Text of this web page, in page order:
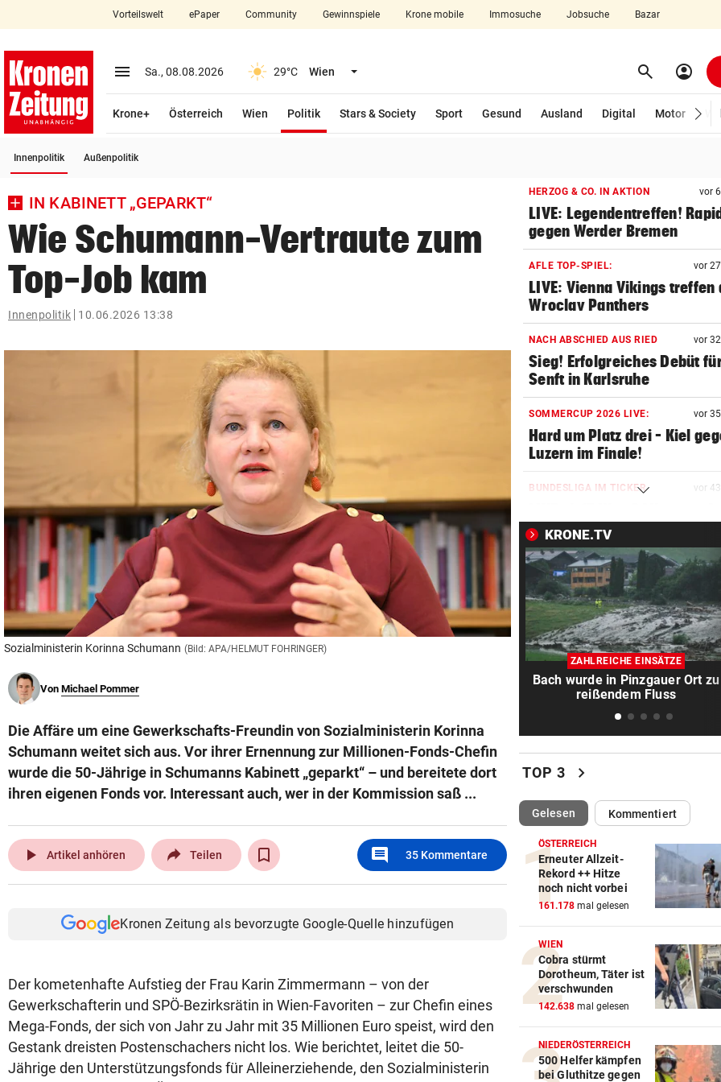
closeSchließen
account_circle Anmelden
arrow_right
pin_drop
Wien
bookmark
search
Suchbegriff
eingeben
© Krone Multimedia GmbH & Co KG 2026
Vorteilswelt ePaper Community Gewinnspiele Krone mobile Immosuche Jobsuche Bazar
menu Menü aufklappen
Sa., 08.08.2026 29°C Wien Menü aufklappen search Suchen
account_circle
Krone+ Österreich Wien Politik
Stars & Society
Sport Gesund Ausland Digital Motor
Innenpolitik Außenpolitik
IN KABINETT „GEPARKT“
Wie Schumann-Vertraute zum
Top-Job kam
Innenpolitik 10.06.2026 13:38
Sozialministerin Korinna Schumann (Bild: APA/HELMUT FOHRINGER)
Von Michael Pommer
Die Affäre um eine Gewerkschafts-Freundin von Sozialministerin Korinna
Schumann weitet sich aus. Vor ihrer Ernennung zur Millionen-Fonds-Chefin
wurde die 50-Jährige in Schumanns Kabinett „geparkt“ – und bereitete dort
ihren eigenen Fonds vor. Interessant auch, wer in der Kommission saß ...
play_arrow Artikel anhören Teilen comment 35 Kommentare
Kronen Zeitung als bevorzugte Google-Quelle hinzufügen
Der kometenhafte Aufstieg der Frau Karin Zimmermann – von der
Gewerkschafterin und SPÖ-Bezirksrätin in Wien-Favoriten – zur Chefin eines
Mega-Fonds, der sich von Jahr zu Jahr mit 35 Millionen Euro speist, wird den
Gestank dreisten Postenschachers nicht los. Wie berichtet, leitet die 50-
Jährige den Unterstützungsfonds für Alleinerziehende, den Sozialministerin
HERZOG & CO. IN AKTION vor
LIVE: Legendentreffen! Rapid
gegen Werder Bremen
AFLE TOP-SPIEL: vor
LIVE: Vienna Vikings treffen
Wroclav Panthers
NACH ABSCHIED AUS RIED vor
Sieg! Erfolgreiches Debüt
Senft in Karlsruhe
SOMMERCUP 2026 LIVE: vor
Hard um Platz drei – Kiel
Luzern im Finale!
BUNDESLIGA IM TICKER vor
Lustenau
ALLES WAR KLAR, DANN vor 58
Überraschende Gründe:
Drama um Ilzer-Ass!
GERICHTSENTSCHEIDUNG
ÖAMTC nicht gerufen: 130
Strafe für Lenker
60 Alarme zu Waldbränden
einer Woche
Frau bekam in Italien
Embryo eingesetzt
DREIMAL SO VIELE KÜHE
Dürre bringt jetzt auch
Schlachthöfe ans Limit
András Baka soll neuer
Ungarns werden
AUFSTEIGER WILL DUO
Transfer-Hammer um gleich
ÖFB-Teamspieler?
KRONE.TV
ZAHLREICHE EINSÄTZE
Bach wurde in Pinzgauer Ort zu
reißendem Fluss
TOP 3 chevron_right
Gelesen(ausgewählt)Kommentiert
ÖSTERREICH
Erneuter Allzeit-
Rekord ++ Hitze
noch nicht vorbei
161.178 mal gelesen
WIEN
Cobra stürmt
Dorotheum, Täter ist
verschwunden
142.638 mal gelesen
NIEDERÖSTERREICH
500 Helfer kämpfen
bei Gluthitze gegen